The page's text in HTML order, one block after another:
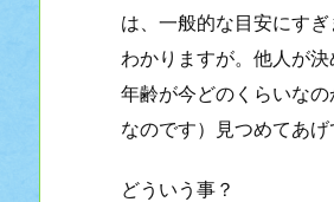
は、一般的な目安にす
わかりますが。他人が
年齢が今どのくらいな
なのです）見つめてあげ
どういう事？